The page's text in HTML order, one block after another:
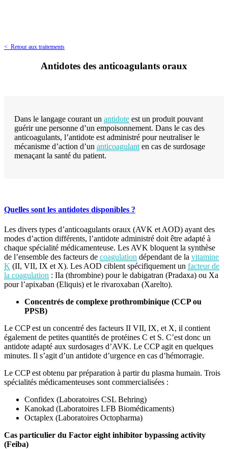
< Retour aux traitements
Antidotes des anticoagulants oraux
Dans le langage courant un antidote est un produit pouvant
guérir une personne d’un empoisonnement. Dans le cas des
anticoagulants, l’antidote est administré pour neutraliser le
mécanisme d’action d’un anticoagulanten cas de surdosage
menaçant la santé du patient.
Quelles sont les antidotes disponibles ?
Les divers types d’anticoagulants oraux (AVK et AOD) ayant des
modes d’action différents, l’antidote administré doit être adapté à
chaque spécialité médicamenteuse. Les AVK bloquent la synthèse
de l’ensemble des facteurs de coagulation dépendant de la vitamine
K (II, VII, IX et X). Les AOD ciblent spécifiquement un facteur de
la coagulation : IIa (thrombine) pour le dabigatran (Pradaxa) ou Xa
pour l’apixaban (Eliquis) et le rivaroxaban (Xarelto).
Concentrés de complexe prothrombinique (CCP ou
PPSB)
Le CCP est un concentré des facteurs II VII, IX, et X, il contient
également de petites quantités de protéines C et S. C’est donc un
antidote adapté aux surdosages d’AVK. Le CCP agit en quelques
minutes. Il s’agit d’un antidote d’urgence en cas d’hémorragie.
Le CCP est obtenu par préparation à partir du plasma humain. Trois
spécialités médicamenteuses sont commercialisées :
Confidex (Laboratoires CSL Behring)
Kanokad (Laboratoires LFB Biomédicaments)
Octaplex (Laboratoires Octopharma)
Cas particulier du Factor eight inhibitor bypassing activity
(Feiba)